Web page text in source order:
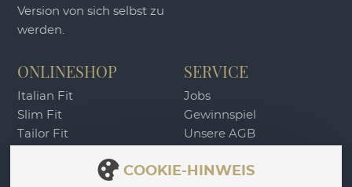
Version von sich selbst zu
werden.
ONLINESHOP
Italian Fit
Slim Fit
Tailor Fit
SERVICE
Jobs
Gewinnspiel
Unsere AGB
Zahlung & Versand
COOKIE-HINWEIS